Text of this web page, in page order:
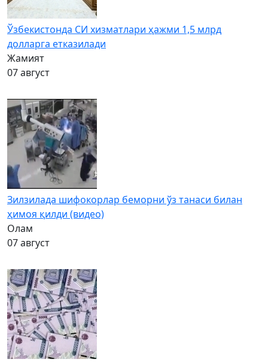
Ўзбекистонда СИ хизматлари ҳажми 1,5 млрд
долларга етказилади
Жамият
07 август
Зилзилада шифокорлар беморни ўз танаси билан
ҳимоя қилди (видео)
Олам
07 август